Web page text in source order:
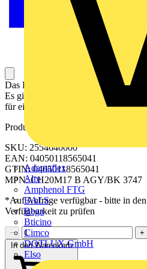
Adaptaflex
Alre
Amphenol FTG
BALS
Bega
Bticino
Cimco
DOTLUX GmbH
Elso
Das Basiselement für die direkte
Es gibt auch Ausführungen mit einer
für einen BUS-Kontakt oder einen
Produktkennzeichen
SKU: 2554640000
EAN: 04050118565041
GTIN: 04050118565041
MPN: CH20M17 B AGY/BK 3747
*Auf Anfrage verfügbar - bitte in
Verfügbarkeit zu prüfen
−
+
In den Warenkorb